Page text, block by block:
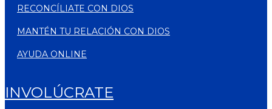
RECONCÍLIATE CON DIOS
MANTÉN TU RELACIÓN CON DIOS
AYUDA ONLINE
INVOLÚCRATE